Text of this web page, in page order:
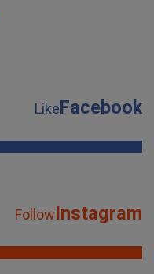
LikeFacebook
FollowInstagram